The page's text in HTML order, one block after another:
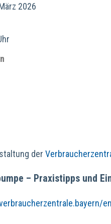
2026
der
– Praxistipps und